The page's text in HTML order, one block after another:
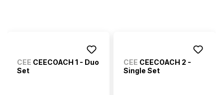
CEE CEECOACH 1 - Duo
Set
CEE CEECOACH 2 -
Single Set